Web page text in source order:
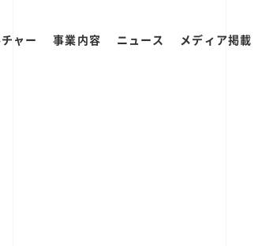
ャー 事業内容 ニュース メディア掲載